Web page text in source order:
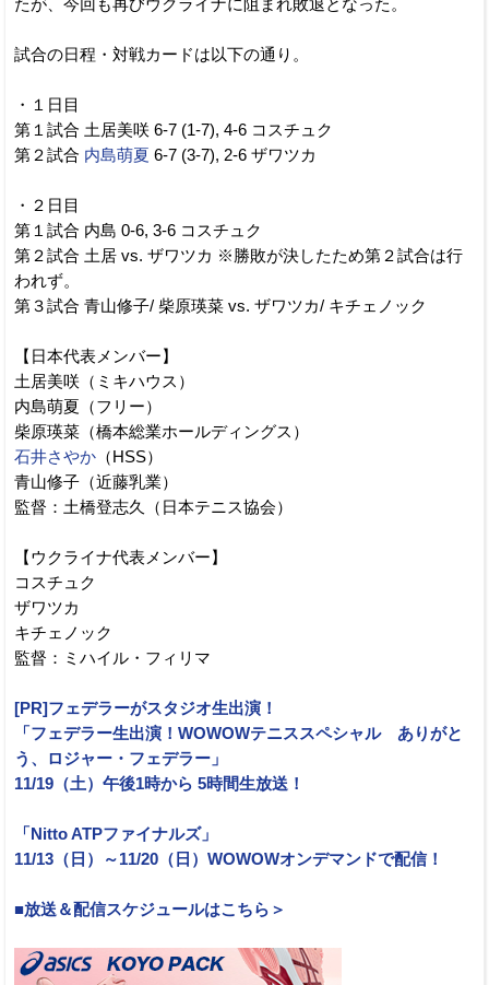
たが、今回も再びウクライナに阻まれ敗退となった。
試合の日程・対戦カードは以下の通り。
・１日目
第１試合 土居美咲 6-7 (1-7), 4-6 コスチュク
第２試合 内島萌夏 6-7 (3-7), 2-6 ザワツカ
・２日目
第１試合 内島 0-6, 3-6 コスチュク
第２試合 土居 vs. ザワツカ ※勝敗が決したため第２試合は行
われず。
第３試合 青山修子/ 柴原瑛菜 vs. ザワツカ/ キチェノック
【日本代表メンバー】
土居美咲（ミキハウス）
内島萌夏（フリー）
柴原瑛菜（橋本総業ホールディングス）
石井さやか （HSS）
青山修子（近藤乳業）
監督：土橋登志久（日本テニス協会）
【ウクライナ代表メンバー】
コスチュク
ザワツカ
キチェノック
監督：ミハイル・フィリマ
[PR]フェデラーがスタジオ生出演！
「フェデラー生出演！WOWOWテニススペシャル ありがと
う、ロジャー・フェデラー」
11/19（土）午後1時から 5時間生放送！
「Nitto ATPファイナルズ」
11/13（日）～11/20（日）WOWOWオンデマンドで配信！
■放送＆配信スケジュールはこちら＞